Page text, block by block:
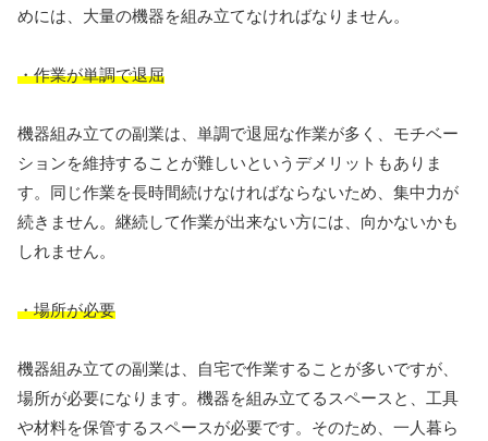
めには、大量の機器を組み立てなければなりません。
・作業が単調で退屈
機器組み立ての副業は、単調で退屈な作業が多く、モチベー
ションを維持することが難しいというデメリットもありま
す。同じ作業を長時間続けなければならないため、集中力が
続きません。継続して作業が出来ない方には、向かないかも
しれません。
・場所が必要
機器組み立ての副業は、自宅で作業することが多いですが、
場所が必要になります。機器を組み立てるスペースと、工具
や材料を保管するスペースが必要です。そのため、一人暮ら